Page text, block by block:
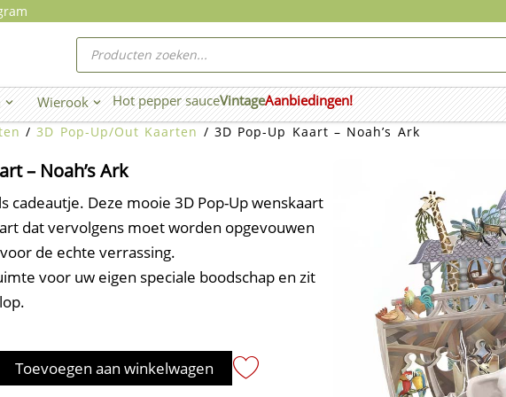
Producten
zoeken
Open Postkaarten
Wierook Open Wierook
Hot pepper sauceVintageAanbiedingen!
/3D Pop-Up/Out Kaarten / 3D Pop-Up Kaart – Noah’s Ark
– Noah’s Ark
cadeautje. Deze mooie 3D Pop-Up wenskaart
dat vervolgens moet worden opgevouwen
de echte verrassing.
voor uw eigen speciale boodschap en zit
Toevoegen aan winkelwagen